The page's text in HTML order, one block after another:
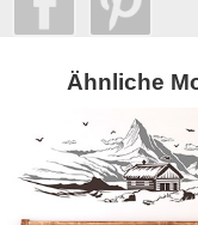
Ähnliche